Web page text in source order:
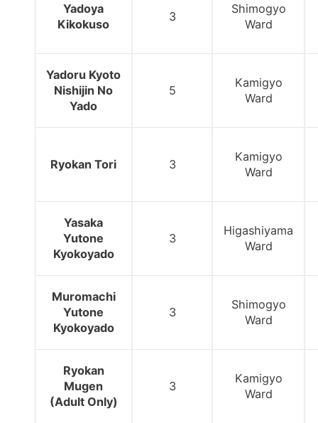
Yadoya
Kikokuso
3
Shimogyo
Ward
Yadoru Kyoto
Nishijin No
Yado
5
Kamigyo
Ward
Ryokan Tori 3
Kamigyo
Ward
Yasaka
Yutone
Kyokoyado
3
Higashiyama
Ward
Muromachi
Yutone
Kyokoyado
3
Shimogyo
Ward
Ryokan
Mugen
(Adult Only)
3
Kamigyo
Ward